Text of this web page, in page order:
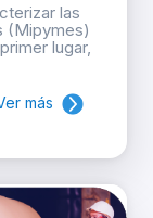
las
(Mipymes)
lugar,
más